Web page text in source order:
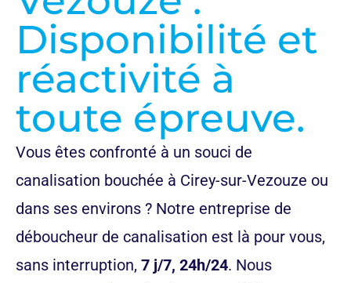
Disponibilité et
réactivité à
toute épreuve.
Vous êtes confronté à un souci de
canalisation bouchée à Cirey-sur-Vezouze ou
dans ses environs ? Notre entreprise de
déboucheur de canalisation est là pour vous,
sans interruption, 7 j/7, 24h/24. Nous